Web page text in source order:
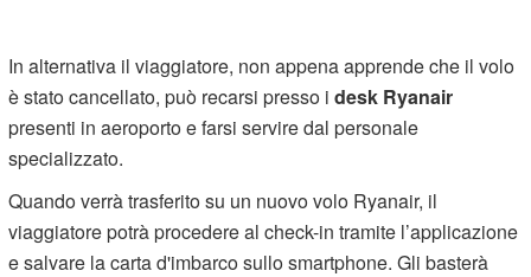
In alternativa il viaggiatore, non appena apprende che il volo
è stato cancellato, può recarsi presso idesk Ryanair
presenti in aeroporto e farsi servire dal personale
specializzato.
Quando verrà trasferito su un nuovo volo Ryanair, il
viaggiatore potrà procedere al check-in tramite l’applicazione
e salvare la carta d'imbarco sullo smartphone. Gli basterà